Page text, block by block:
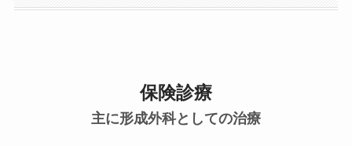
保険診療
主に形成外科としての治療